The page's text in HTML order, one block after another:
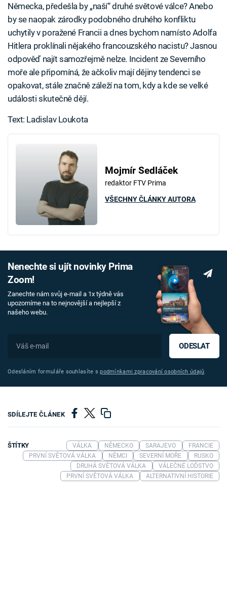
Německa, předešla by „naší“ druhé světové válce? Anebo
by se naopak zárodky podobného druhého konfliktu
uchytily v poražené Francii a dnes bychom namísto Adolfa
Hitlera proklínali nějakého francouzského nacistu? Jasnou
odpověď najít samozřejmě nelze. Incident ze Severního
moře ale připomíná, že ačkoliv mají dějiny tendenci se
opakovat, stále značně záleží na tom, kdy a kde se velké
události skutečně dějí.
Text: Ladislav Loukota
Mojmír Sedláček
redaktor FTV Prima
VŠECHNY ČLÁNKY AUTORA
Nenechte si ujít novinky Prima
Zoom!
Zanechte nám svůj e-mail a 1x týdně vás
upozorníme na to nejnovější a nejlepší z
našeho webu.
ODESLAT
Odesláním formuláře souhlasíte spodmínkami zpracování osobních údajů
SDÍLEJTE ČLÁNEK
ŠTÍTKY VÁLKA NĚMECKO SARAJEVO
FRANCIE
PRVNÍ SVĚTOVÁ VÁLKA
NĚMCI SEVERNÍ MOŘE
RUSKO
DRUHÁ SVĚTOVÁ VÁLKA
VÁLEČNÉ LOĎSTVO
PRVNÍ SVĚTOVÁ VÁLKA
ALTERNATIVNÍ HISTORIE